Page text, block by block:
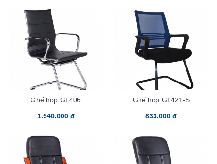
Ghế họp GL406
1.540.000 đ
Ghế họp GL421-S
833.000 đ